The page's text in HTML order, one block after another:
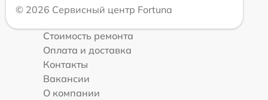
© 2026 Сервисный центр Fortuna
Стоимость ремонта
Оплата и доставка
Контакты
Вакансии
О компании